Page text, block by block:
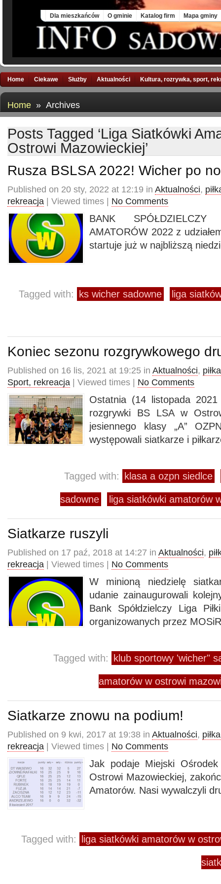
Dla mieszkańców O gminie Katalog firm Mapa gminy
Home Ciekawe Służby Aktualności Kultura, rozrywka, sport,
Home » Archives
Posts Tagged ‘Liga Siatkówki
Ostrowi Mazowieckiej’
Rusza BSLSA 2022! Wicher po
Published on 20 sty, 2022 at 12:19 in Aktualności,
rekreacja | Viewed times | No Comments
BANK
AMATORÓW 2022 z
startuje już w najbliższą
Tagged with: ks wicher sadowne liga
Koniec sezonu rozgrywkowego
Published on 16 lis, 2021 at 19:25 in Aktualności,
Sport, rekreacja | Viewed times | No Comments
Ostatnia (14 listopada 2021
rozgrywki BS LSA w
jesiennego klasy „A”
występowali siatkarze i
Tagged with: klasa a ozpn siedlce
sadowne liga siatkówki amatorów
Siatkarze ruszyli
Published on 17 paź, 2018 at 14:27 in Aktualności,
rekreacja | Viewed times | No Comments
W minioną niedzielę
udanie zainaugurowali
Bank Spółdzielczy Liga
organizowanych przez
Tagged with: klub sportowy 'wicher"
amatorów w ostrowi
Siatkarze znowu na podium!
Published on 9 kwi, 2017 at 19:38 in Aktualności,
rekreacja | Viewed times | No Comments
Jak podaje Miejski
Ostrowi Mazowieckiej,
Amatorów. Nasi wywalczyli
Tagged with: liga siatkówki amatorów w